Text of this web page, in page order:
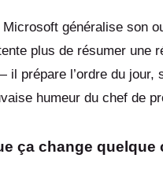
généralise son
plus de résumer une
il prépare l’ordre du
humeur du chef de
ça change